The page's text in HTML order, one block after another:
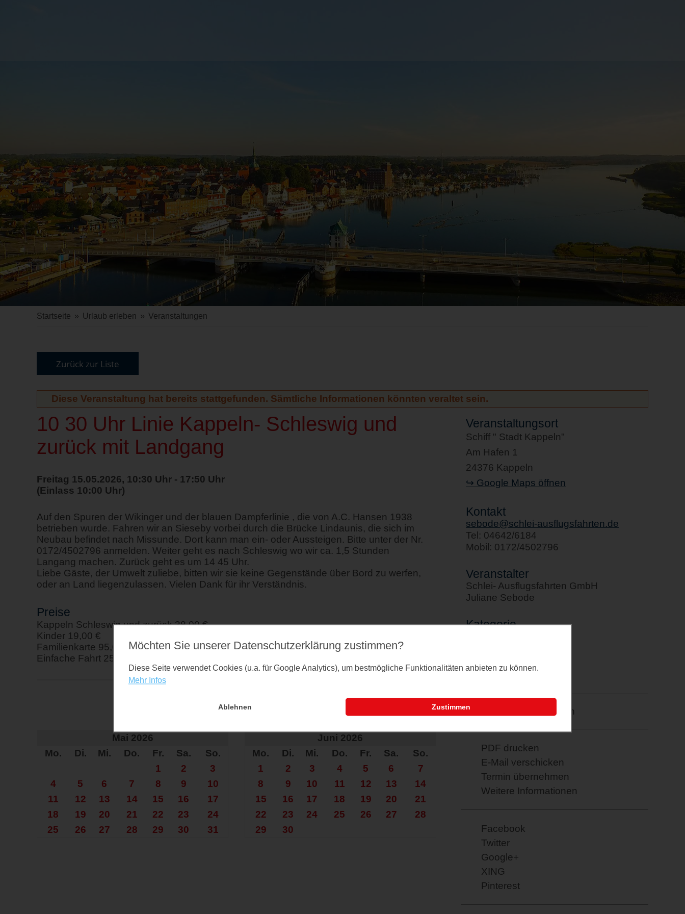
Startseite » Urlaub erleben » Veranstaltungen
Zurück zur Liste
Diese Veranstaltung hat bereits stattgefunden. Sämtliche Informationen könnten veraltet sein.
10 30 Uhr Linie Kappeln- Schleswig und
zurück mit Landgang
Freitag 15.05.2026, 10:30 Uhr - 17:50 Uhr
(Einlass 10:00 Uhr)
Auf den Spuren der Wikinger und der blauen Dampferlinie , die von A.C. Hansen 1938
betrieben wurde. Fahren wir an Sieseby vorbei durch die Brücke Lindaunis, die sich im
Neubau befindet nach Missunde. Dort kann man ein- oder Aussteigen. Bitte unter der Nr.
0172/4502796 anmelden. Weiter geht es nach Schleswig wo wir ca. 1,5 Stunden
Langang machen. Zurück geht es um 14 45 Uhr.
Liebe Gäste, der Umwelt zuliebe, bitten wir sie keine Gegenstände über Bord zu werfen,
oder an Land liegenzulassen. Vielen Dank für ihr Verständnis.
Preise
Kappeln Schleswig und zurück 38,00 €
Kinder 19,00 €
Familienkarte 95,00 € Single Familienkarte 57,00 €
Einfache Fahrt 25,00 €
Mai 2026
Mo.
Di. Mi. Do. Fr. Sa.
So.
1
2
3
4
5 6 7 8 9
10
11
12 13 14 15 16
17
18
19 20 21 22 23
24
25
26 27 28 29 30 31
Juni 2026
Mo.
Di. Mi. Do. Fr. Sa.
So.
1
2 3 4 5 6
7
8
9 10 11 12 13
14
15
16 17 18 19 20
21
22
23 24 25 26 27
28
29
30
Veranstaltungsort
Schiff " Stadt Kappeln"
Am Hafen 1
24376 Kappeln
↪ Google Maps öffnen
Kontakt
sebode@schlei-ausflugsfahrten.de
Tel: 04642/6184
Mobil: 0172/4502796
Veranstalter
Schlei- Ausflugsfahrten GmbH
Juliane Sebode
Kategorie
Letztes Update
Merkzettel: speichern
PDF drucken
E-Mail verschicken
Termin übernehmen
Weitere Informationen
Facebook
Twitter
Google+
XING
Pinterest
Möchten Sie unserer Datenschutz­erklärung zustimmen?
Diese Seite verwendet Cookies (u.a. für Google Analytics), um bestmögliche Funktionalitäten anbieten zu können.
Mehr Infos
Ablehnen Zustimmen